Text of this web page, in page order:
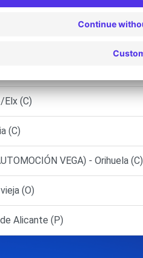
Elx (C)
(C)
VEGA) - Orihuela (C)
(O)
Alicante (P)